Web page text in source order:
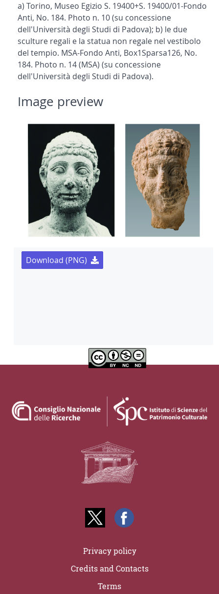
a) Torino, Museo Egizio S. 19400+S. 19400/01-Fondo
Anti, No. 184. Photo n. 10 (su concessione
dell'Università degli Studi di Padova); b) le due
sculture regali e la statua non regale nel vestibolo
del tempio. MSA-Fondo Anti, Box1Sparsa126, No.
184. Photo n. 14 (MSA) (su concessione
dell'Università degli Studi di Padova).
Image preview
Download (PNG)
Privacy policy
Credits and Contacts
Terms